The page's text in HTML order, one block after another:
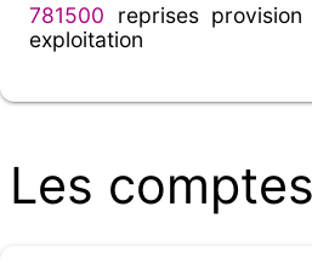
781500 reprises
exploitation
Les